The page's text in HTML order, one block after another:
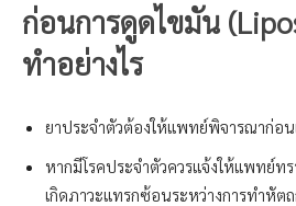
ก่อนการดูดไขมัน
ทำอย่างไร
ยาประจำตัวต้องให้แพทย์พิจารณาก่อน
หากมีโรคประจำตัวควรแจ้งให้แพทย์ท
เกิดภาวะแทรกซ้อนระหว่างการทำหัตถ